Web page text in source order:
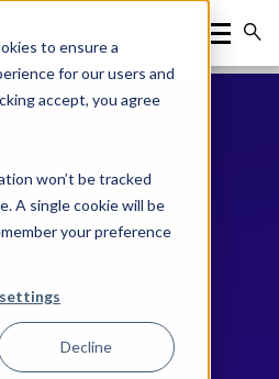
to ensure a
for our users and
accept, you agree
won’t be tracked
A single cookie will be
your preference
Decline